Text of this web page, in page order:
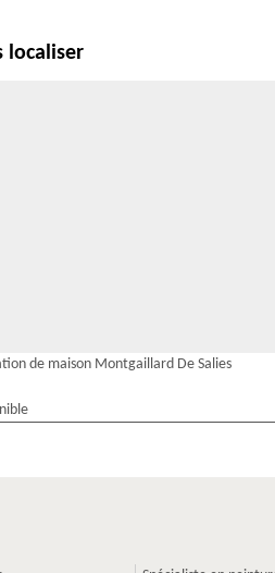
localiser
de maison Montgaillard De Salies